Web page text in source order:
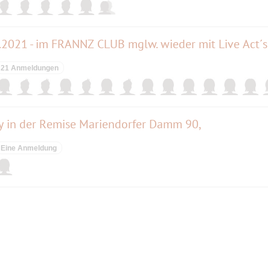
- im FRANNZ CLUB mglw. wieder mit Live Act´s
21 Anmeldungen
in der Remise Mariendorfer Damm 90,
Eine Anmeldung